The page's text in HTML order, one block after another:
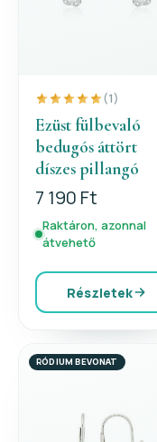
(1)
Ezüst fülbevaló
bedugós áttört
díszes pillangó
7 190 Ft
Raktáron, azonnal
átvehető
Részletek
RÓDIUM BEVONAT